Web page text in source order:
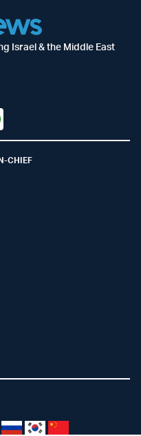
Israel & the Middle East
CHIEF